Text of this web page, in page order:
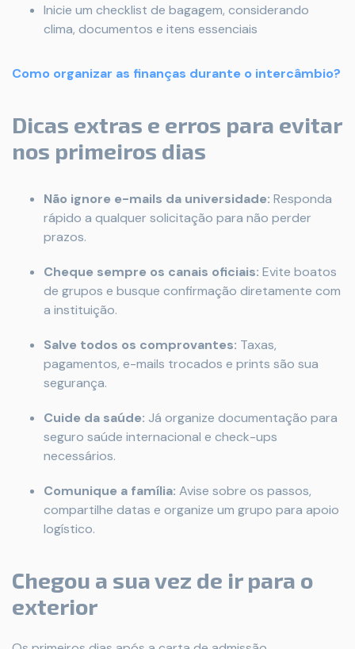
Inicie um checklist de bagagem, considerando
clima, documentos e itens essenciais
Como organizar as finanças durante o intercâmbio?
Dicas extras e erros para evitar
nos primeiros dias
Não ignore e-mails da universidade: Responda
rápido a qualquer solicitação para não perder
prazos.
Cheque sempre os canais oficiais: Evite boatos
de grupos e busque confirmação diretamente com
a instituição.
Salve todos os comprovantes: Taxas,
pagamentos, e-mails trocados e prints são sua
segurança.
Cuide da saúde: Já organize documentação para
seguro saúde internacional e check-ups
necessários.
Comunique a família: Avise sobre os passos,
compartilhe datas e organize um grupo para apoio
logístico.
Chegou a sua vez de ir para o
exterior